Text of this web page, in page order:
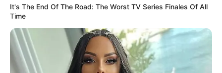
TEMAS RELACIONADOS
It's The End Of The Road: The Worst TV Series Finales Of All
Time